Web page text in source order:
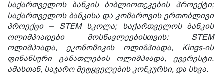
საქართველოს ბანკის ბიბლიოთეკების პროექტი;
საქართველოს ბანკისა და კომაროვის ერთობლივი
პროექტი – STEM სკოლა; საქართველოს ბანკის
ოლიმპიადები მოსწავლეებისთვის: STEM
ოლიმპიადა, ეკონომიკის ოლიმპიადა, Kings-ის
ფინანსური განათლების ოლიმპიადა, ევერესტი.
ამასთან, საჯარო მეტყველების კონკურსი, და სხვა.